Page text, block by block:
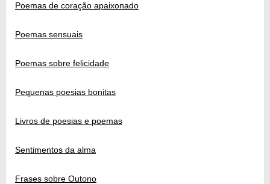
Poemas de coração apaixonado
Poemas sensuais
Poemas sobre felicidade
Pequenas poesias bonitas
Livros de poesias e poemas
Sentimentos da alma
Frases sobre Outono